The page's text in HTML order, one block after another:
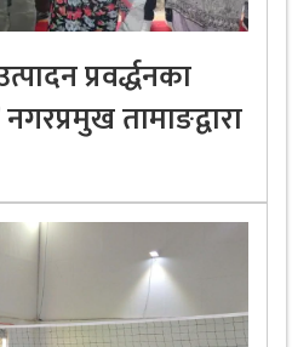
प्रवर्द्धनका
तामाङद्वारा